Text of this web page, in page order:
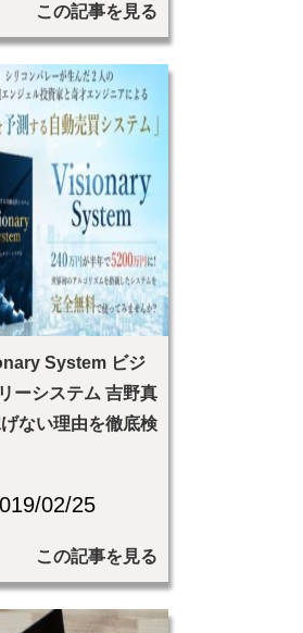
この記事を見る
System ビジ
ーシステム 吉野真
ない理由を徹底検
02/25
この記事を見る